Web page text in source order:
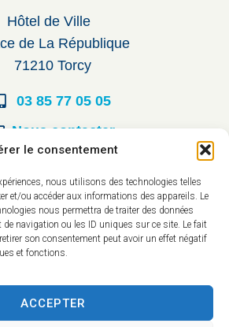
le consentement
nous utilisons des technologies telles
et/ou accéder aux informations des appareils. Le
nous permettra de traiter des données
de navigation ou les ID uniques sur ce site. Le fait
son consentement peut avoir un effet négatif
et fonctions.
ACCEPTER
Hôtel de Ville
de La République
71210 Torcy
03 85 77 05 05
Nous contacter
lundi au vendredi :
8h30 à 12h00